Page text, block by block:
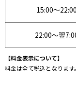
15:00〜22:00
22:00〜翌
【料金表示について】
料金は全て税込となります。